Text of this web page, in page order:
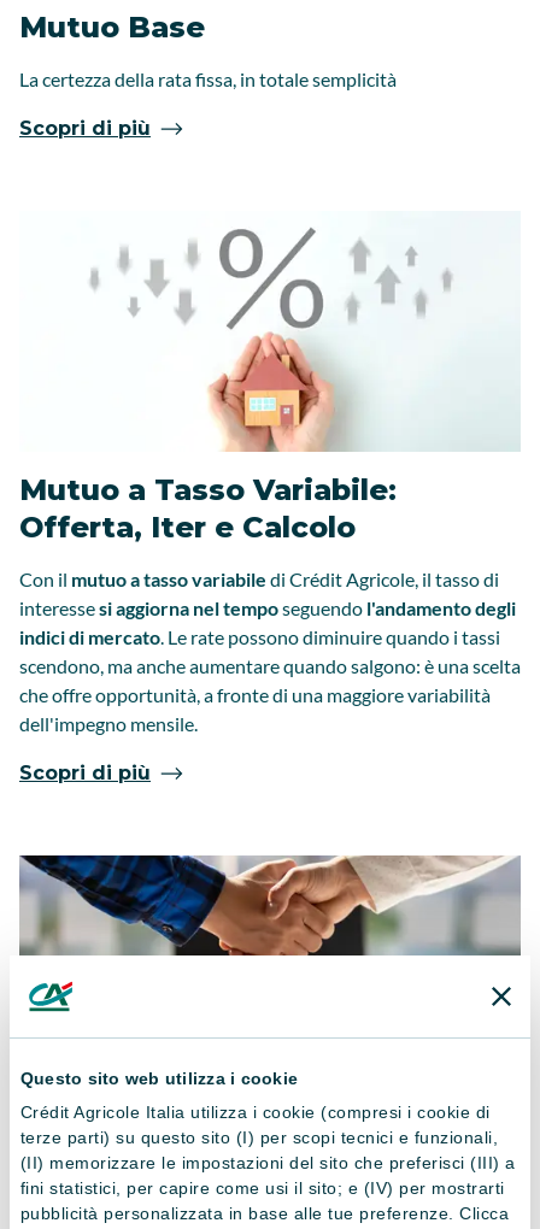
Questo sito web utilizza i cookie
Crédit Agricole Italia utilizza i cookie (compresi i cookie di
terze parti) su questo sito (I) per scopi tecnici e funzionali,
(II) memorizzare le impostazioni del sito che preferisci (III) a
fini statistici, per capire come usi il sito; e (IV) per mostrarti
pubblicità personalizzata in base alle tue preferenze. Clicca
Mutuo Base
La certezza della rata fissa, in totale semplicità
Scopri di più
Mutuo a Tasso Variabile:
Offerta, Iter e Calcolo
Con il mutuo a tasso variabile di Crédit Agricole, il tasso di
interessesi aggiorna nel temposeguendo l'andamento degli
indici di mercato. Le rate possono diminuire quando i tassi
scendono, ma anche aumentare quando salgono: è una scelta
che offre opportunità, a fronte di una maggiore variabilità
dell'impegno mensile.
Scopri di più
Mutuo a Tasso Variabile con
Rata Costante: Offerta e
Calcolo